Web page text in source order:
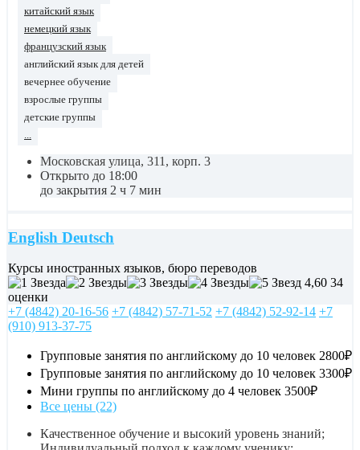
китайский язык
немецкий язык
французский язык
английский язык для детей
вечернее обучение
взрослые группы
детские группы
Московская улица, 311, корп. 3
Открыто до 18:00
до закрытия 2 ч 7 мин
English Deutsch
Курсы иностранных языков, бюро переводов
4,60 34
оценки
+7 (4842) 20-16-56 +7 (4842) 57-71-52 +7 (4842) 52-92-14 +7
(910) 913-37-75
Групповые занятия по английскому до 10 человек 2800₽
Групповые занятия по английскому до 10 человек 3300₽
Мини группы по английскому до 4 человек 3500₽
Все цены (22)
Качественное обучение и высокий уровень знаний;